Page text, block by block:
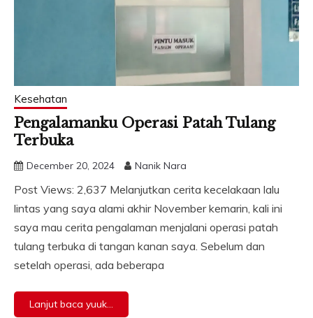
Kesehatan
Pengalamanku Operasi Patah Tulang
Terbuka
December 20, 2024 Nanik Nara
Post Views: 2,637 Melanjutkan cerita kecelakaan lalu
lintas yang saya alami akhir November kemarin, kali ini
saya mau cerita pengalaman menjalani operasi patah
tulang terbuka di tangan kanan saya. Sebelum dan
setelah operasi, ada beberapa
Lanjut baca yuuk...